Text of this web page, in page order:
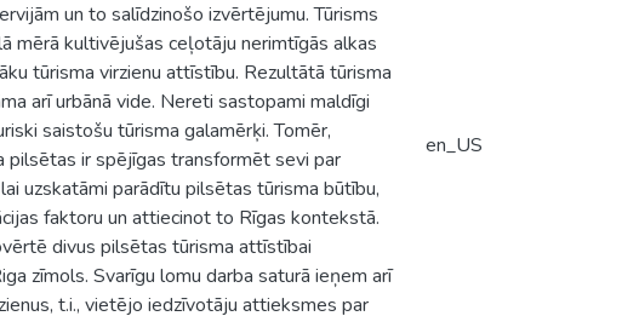
un to salīdzinošo izvērtējumu. Tūrisms
mērā kultivējušas ceļotāju nerimtīgās alkas
tūrisma virzienu attīstību. Rezultātā tūrisma
arī urbānā vide. Nereti sastopami maldīgi
saistošu tūrisma galamērķi. Tomēr,
pilsētas ir spējīgas transformēt sevi par
uzskatāmi parādītu pilsētas tūrisma būtību,
faktoru un attiecinot to Rīgas kontekstā.
divus pilsētas tūrisma attīstībai
zīmols. Svarīgu lomu darba saturā ieņem arī
t.i., vietējo iedzīvotāju attieksmes par
en_US